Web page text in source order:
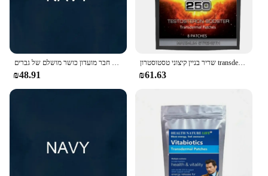
₪48.91
שריר בניין קיצוני טסטוסטרון transdermal טלאים סטרואידים המאיץ אנבוליים, עם ויטמין b6 טלאים, עשוי בארה "ב.
₪61.63